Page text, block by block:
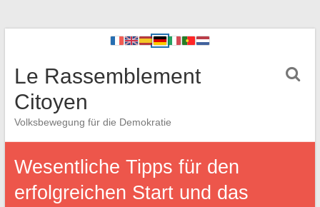
Le Rassemblement
Citoyen
Volksbewegung für die Demokratie
Wesentliche Tipps für den
erfolgreichen Start und das